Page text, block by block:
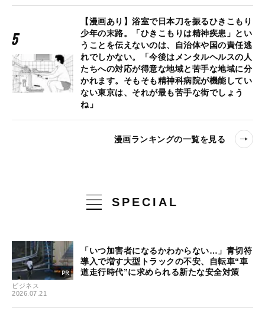
【漫画あり】浴室で日本刀を振るひきこもり
少年の末路。「ひきこもりは精神疾患」とい
うことを伝えないのは、自治体や国の責任逃
れでしかない。「今後はメンタルヘルスの人
たちへの対応が得意な地域と苦手な地域に分
かれます。そもそも精神科病院が機能してい
ない東京は、それが最も苦手な街でしょう
ね」
漫画ランキングの一覧を見る
SPECIAL
ビジネス
2026.07.21
「いつ加害者になるかわからない…」青切符
導入で増す大型トラックの不安、自転車“車
道走行時代”に求められる新たな安全対策